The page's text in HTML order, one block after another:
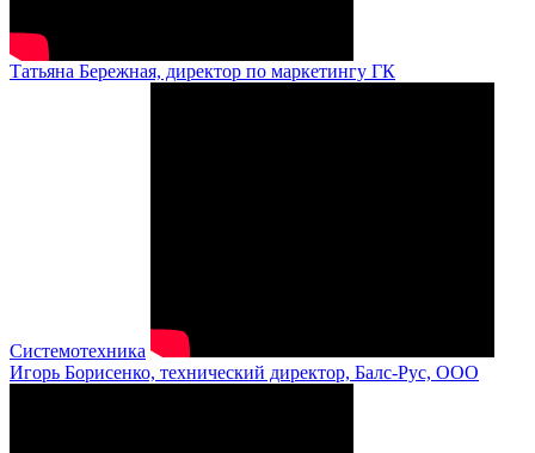
Татьяна Бережная, директор по маркетингу ГК
Системотехника
Игорь Борисенко, технический директор, Балс-Рус, ООО